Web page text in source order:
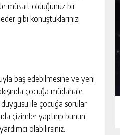
müsait olduğunuz bir
gibi konuştuklarınızı
baş edebilmesine ve yeni
çocuğa müdahale
ile çocuğa sorular
çizimler yaptırıp bunun
olabilirsiniz.